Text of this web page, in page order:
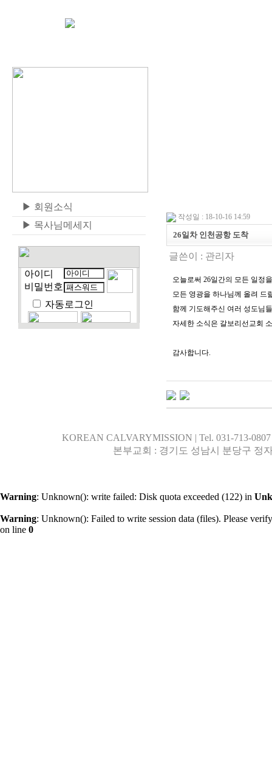
▶ 회원소식
▶ 목사님메세지
아이디
비밀번호
자동로그인
작성일 : 18-10-16 14:59
26일차 인천공항 도착
글쓴이 : 관리자
오늘로써 26일간의 모든 일정
모든 영광을 하나님께 올려 드
함께 기도해주신 여러 성도님
자세한 소식은 갈보리선교회
감사합니다.
KOREAN CALVARYMISSION | Tel. 031-713-
본부교회 : 경기도 성남시 분당구 정
Warning: Unknown(): write failed: Disk quota exceeded (122) in
Warning: Unknown(): Failed to write session data (files). Please
on line 0